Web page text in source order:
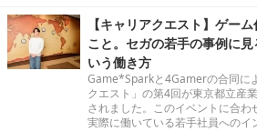
【キャリアクエスト】ゲー
こと。セガの若手の事例に
いう働き方
Game*Sparkと4Gamerの合同に
クエスト」の第4回が東京都立産
されました。このイベントに合
実際に働いている若手社員へのイ